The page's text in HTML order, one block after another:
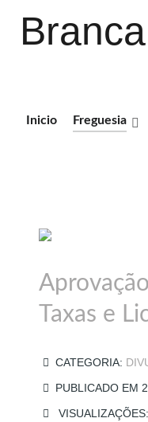
Branca
Inicio Freguesia
Taxas e
CATEGORIA:
PUBLICADO EM